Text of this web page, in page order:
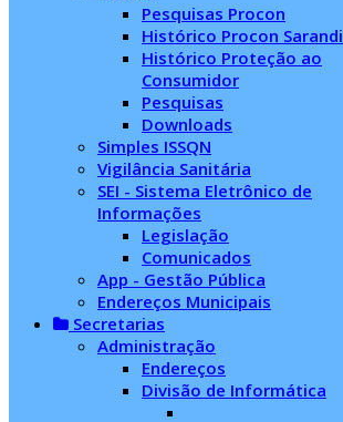
Pesquisas Procon
Histórico Procon Sarandi
Histórico Proteção ao
Consumidor
Pesquisas
Downloads
Simples ISSQN
Vigilância Sanitária
SEI - Sistema Eletrônico de
Informações
Legislação
Comunicados
App - Gestão Pública
Endereços Municipais
Secretarias
Administração
Endereços
Divisão de Informática